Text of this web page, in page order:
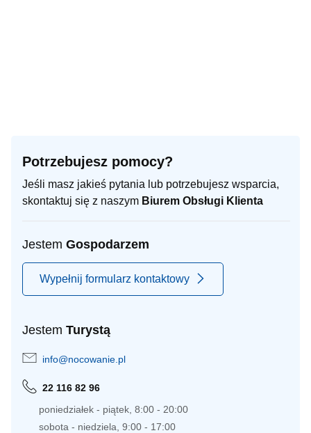
Potrzebujesz pomocy?
Jeśli masz jakieś pytania lub potrzebujesz wsparcia,
skontaktuj się z naszym Biurem Obsługi Klienta
Jestem Gospodarzem
Wypełnij formularz kontaktowy
Jestem Turystą
info@nocowanie.pl
22 116 82 96
poniedziałek - piątek, 8:00 - 20:00
sobota - niedziela, 9:00 - 17:00